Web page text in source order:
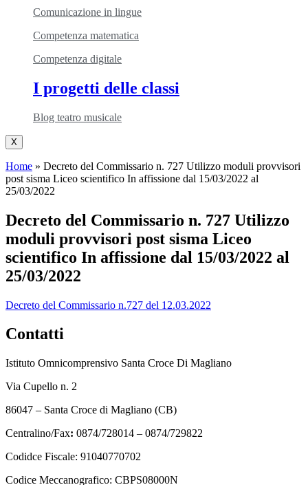
Comunicazione in lingue
Competenza matematica
Competenza digitale
I progetti delle classi
Blog teatro musicale
X
Home » Decreto del Commissario n. 727 Utilizzo moduli provvisori
post sisma Liceo scientifico In affissione dal 15/03/2022 al
25/03/2022
Decreto del Commissario n. 727 Utilizzo
moduli provvisori post sisma Liceo
scientifico In affissione dal 15/03/2022 al
25/03/2022
Decreto del Commissario n.727 del 12.03.2022
Contatti
Istituto Omnicomprensivo Santa Croce Di Magliano
Via Cupello n. 2
86047 – Santa Croce di Magliano (CB)
Centralino/Fax: 0874/728014 – 0874/729822
Codidce Fiscale: 91040770702
Codice Meccanografico: CBPS08000N